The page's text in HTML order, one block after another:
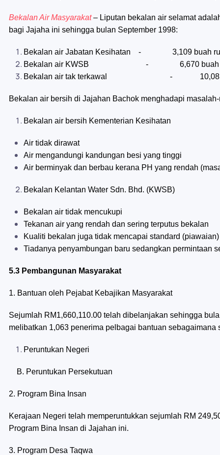
Bekalan Air Masyarakat– Liputan bekalan air selamat
bagi Jajaha ini sehingga bulan September 1998:
Bekalan air Jabatan Kesihatan - 3,109 buah
Bekalan air KWSB - 6,670 buah
Bekalan air tak terkawal - 10,083
Bekalan air bersih di Jajahan Bachok menghadapi
Bekalan air bersih Kementerian Kesihatan
Air tidak dirawat
Air mengandungi kandungan besi yang tinggi
Air berminyak dan berbau kerana PH yang rendah
Bekalan Kelantan Water Sdn. Bhd. (KWSB)
Bekalan air tidak mencukupi
Tekanan air yang rendah dan sering terputus bekalan
Kualiti bekalan juga tidak mencapai standard
Tiadanya penyambungan baru sedangkan permintaan
5.3 Pembangunan Masyarakat
1. Bantuan oleh Pejabat Kebajikan Masyarakat
Sejumlah RM1,660,110.00 telah dibelanjakan sehingga
melibatkan 1,063 penerima pelbagai bantuan sebagaimana
Peruntukan Negeri
B. Peruntukan Persekutuan
2. Program Bina Insan
Kerajaan Negeri telah memperuntukkan sejumlah RM
Program Bina Insan di Jajahan ini.
3. Program Desa Taqwa